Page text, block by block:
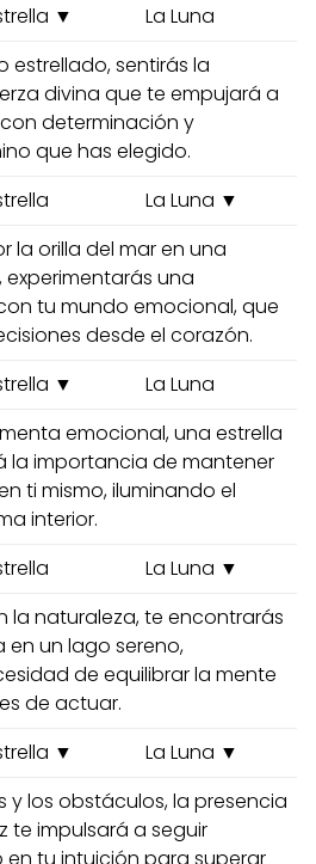
▼
La Luna
estrellado, sentirás la
divina que te empujará a
determinación y
que has elegido.
La Luna ▼
la orilla del mar en una
experimentarás una
tu mundo emocional, que
desde el corazón.
▼
La Luna
emocional, una estrella
la importancia de mantener
ti mismo, iluminando el
interior.
La Luna ▼
la naturaleza, te encontrarás
en un lago sereno,
de equilibrar la mente
de actuar.
▼
La Luna ▼
y los obstáculos, la presencia
te impulsará a seguir